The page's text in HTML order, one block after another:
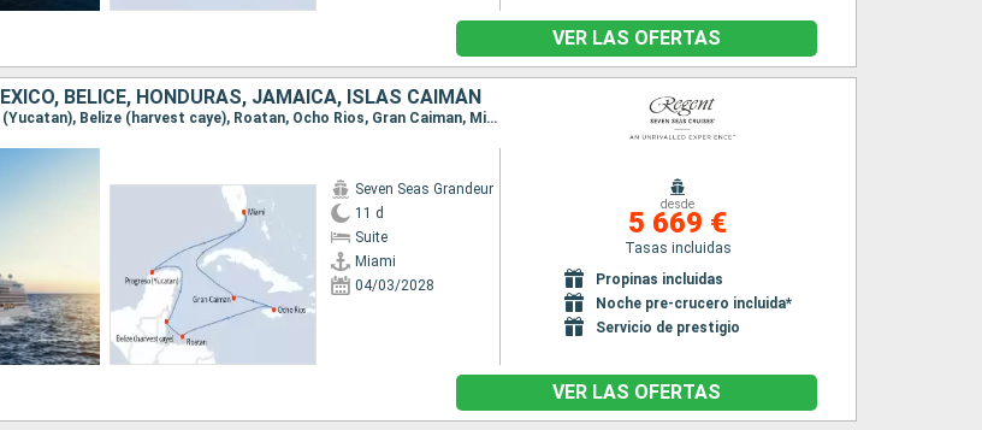
VER LAS OFERTAS
BELICE, HONDURAS, JAMAICA, ISLAS CAIMÁN
Itinerario : Miami, Progreso (Yucatan), Belize (harvest caye), Roatan, Ocho Rios, Gran Caiman, Miami
Seven Seas Grandeur
11 d
Suite
Miami
04/03/2028
desde
5 669 €
Tasas incluidas
Propinas incluidas
Noche pre-crucero incluida*
Servicio de prestigio
VER LAS OFERTAS